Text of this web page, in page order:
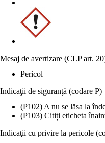
Mesaj de avertizare (CLP art.
Pericol
Indicaţii de siguranţă (codare P)
(P102) A nu se lăsa la
(P103) Citiți eticheta
Indicaţii cu privire la pericole